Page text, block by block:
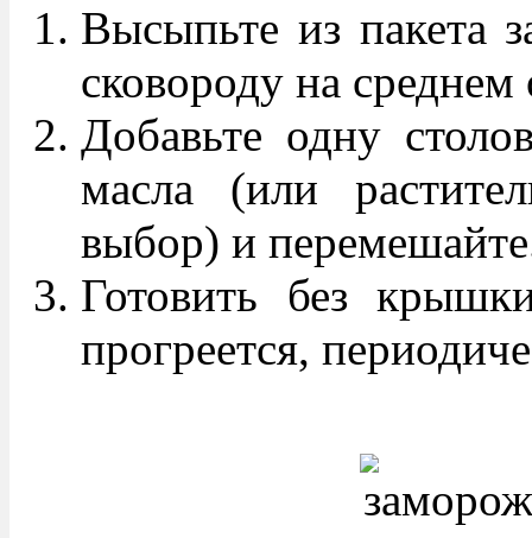
Высыпьте из пакета
сковороду на среднем
Добавьте одну
масла (или
выбор) и
Готовить без
прогреется,